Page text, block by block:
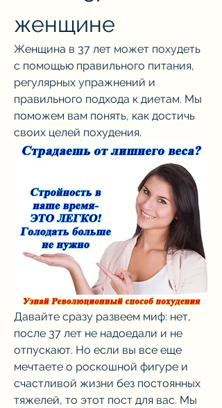
женщине
Женщина в 37 лет может похудеть
с помощью правильного питания,
регулярных упражнений и
правильного подхода к диетам. Мы
поможем вам понять, как достичь
своих целей похудения.
Давайте сразу развеем миф: нет,
после 37 лет не надоедали и не
отпускают. Но если вы все еще
мечтаете о роскошной фигуре и
счастливой жизни без постоянных
тяжелей, то этот пост для вас. Мы